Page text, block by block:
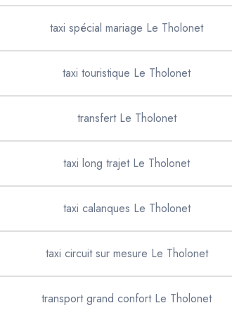
taxi spécial mariage Le Tholonet
taxi touristique Le Tholonet
transfert Le Tholonet
taxi long trajet Le Tholonet
taxi calanques Le Tholonet
taxi circuit sur mesure Le Tholonet
transport grand confort Le Tholonet